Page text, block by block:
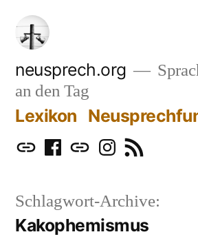
Zum
Inhalt
springen
neusprech.org
an den Tag
Lexikon
MastodonFacebook
BlueskyInstagram
RSS
Schlagwort-Archive:
Kakophemismus